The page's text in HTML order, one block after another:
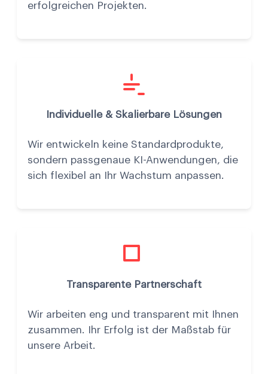
erfolgreichen Projekten.
Individuelle & Skalierbare Lösungen
Wir entwickeln keine Standardprodukte,
sondern passgenaue KI-Anwendungen, die
sich flexibel an Ihr Wachstum anpassen.
Transparente Partnerschaft
Wir arbeiten eng und transparent mit Ihnen
zusammen. Ihr Erfolg ist der Maßstab für
unsere Arbeit.